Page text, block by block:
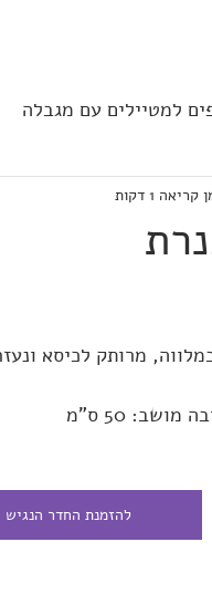
למטיילים עם מגבלה
נגישות בבתי מלון קריאה 1 דקות
מרותק לכיסא
להזמנת החדר הנגיש